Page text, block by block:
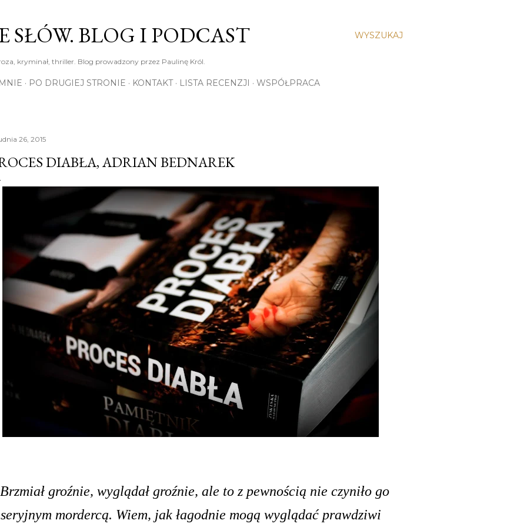
WYSZUKAJ
SŁÓW. BLOG I PODCAST
kryminał, thriller. Blog prowadzony przez Paulinę Król.
PO DRUGIEJ STRONIE KONTAKT LISTA RECENZJI WSPÓŁPRACA
26, 2015
DIABŁA, ADRIAN BEDNAREK
groźnie, wyglądał groźnie, ale to z pewnością nie czyniło go
seryjnym mordercą. Wiem, jak łagodnie mogą wyglądać prawdziwi